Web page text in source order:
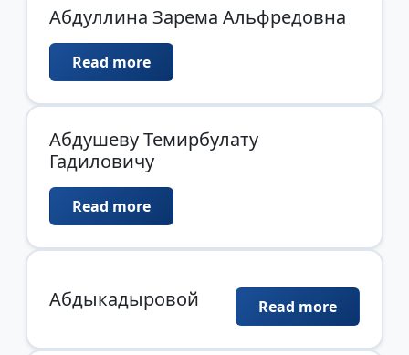
Абдуллина Зарема Альфредовна
Read more
Абдушеву Темирбулату
Гадиловичу
Read more
Абдыкадыровой Read more